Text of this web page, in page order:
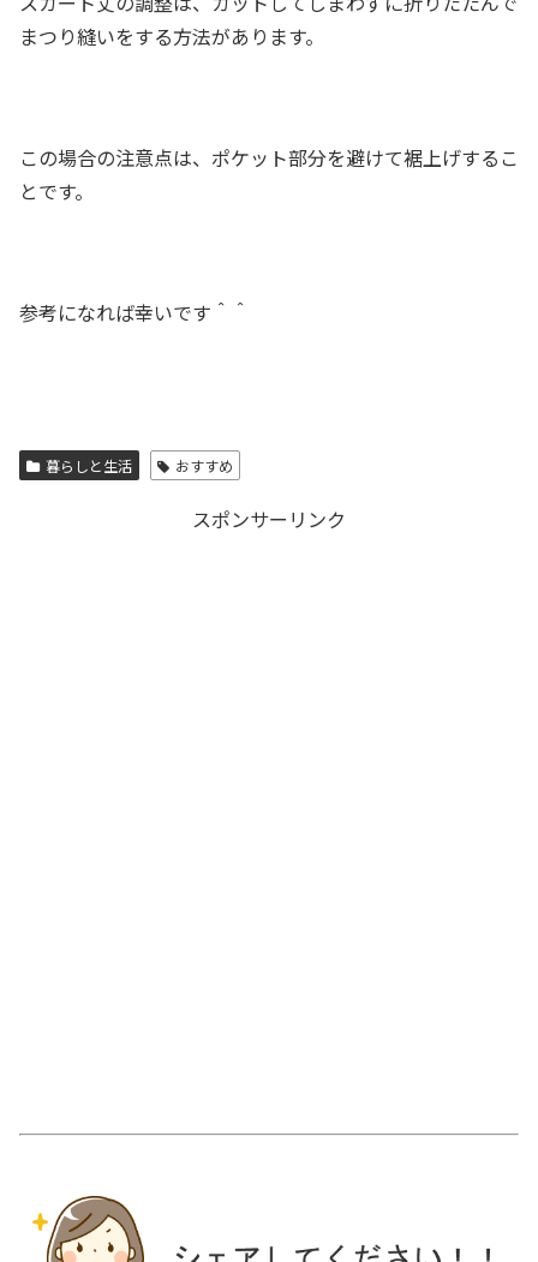
まつり縫いをする方法があります。
この場合の注意点は、ポケット部分を避けて裾上げするこ
とです。
参考になれば幸いです＾＾
暮らしと生活 おすすめ
スポンサーリンク